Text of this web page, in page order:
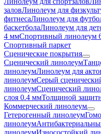
заловЛинолеум для
фитнесаЛинолеум для
баскетболаЛинолеум для
4 ммСпортивный линолеум
Спортивный паркет
Сценические покрытия
Сценический линолеум
линолеумЛинолеум для
линолеумСерый
линолеумСценический
слоя 0.4 ммТолщиной
Коммерческий линолеум
Гетерогенный линолеум
линолеум
линолеумИзносостойкий